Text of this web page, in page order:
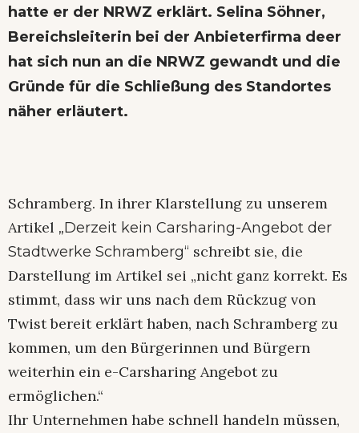
hatte er der NRWZ erklärt. Selina Söhner,
Bereichsleiterin bei der Anbieterfirma deer
hat sich nun an die NRWZ gewandt und die
Gründe für die Schließung des Standortes
näher erläutert.
Schramberg. In ihrer Klarstellung zu unserem
Artikel „Derzeit kein Carsharing-Angebot der
Stadtwerke Schramberg“ schreibt sie, die
Darstellung im Artikel sei „nicht ganz korrekt. Es
stimmt, dass wir uns nach dem Rückzug von
Twist bereit erklärt haben, nach Schramberg zu
kommen, um den Bürgerinnen und Bürgern
weiterhin ein e-Carsharing Angebot zu
ermöglichen.“
Ihr Unternehmen habe schnell handeln müssen,